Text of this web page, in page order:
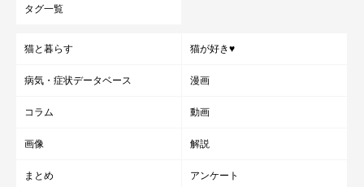
タグ一覧
猫と暮らす 猫が好き♥
病気・症状データベース 漫画
コラム 動画
画像 解説
まとめ アンケート